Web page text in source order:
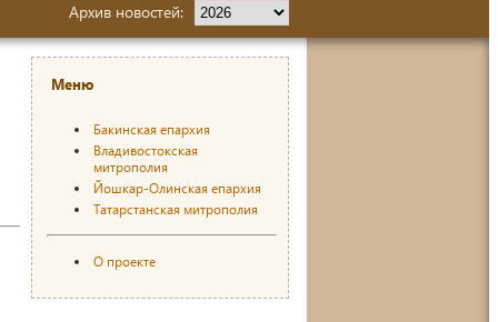
Архив новостей:
Меню
Бакинская епархия
Владивостокская
митрополия
Йошкар-Олинская епархия
Татарстанская митрополия
О проекте